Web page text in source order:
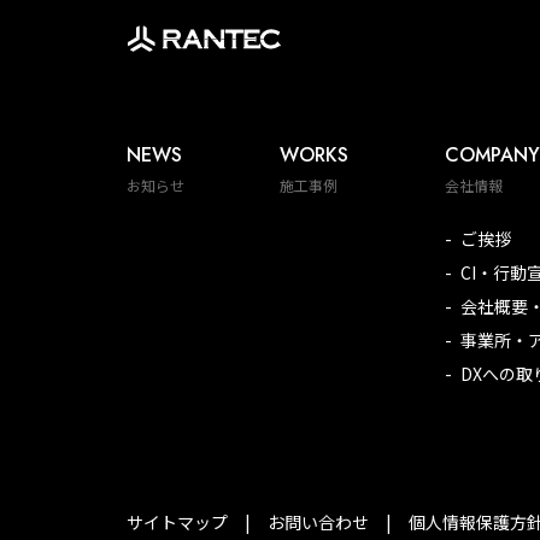
NEWS
お知らせ
WORKS
施工事例
COMPANY
会社情報
ご挨拶
CI・行動
会社概要
事業所・
DXへの取
サイトマップ お問い合わせ 個人情報保護方